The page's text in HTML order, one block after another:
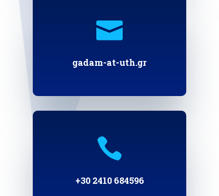

gadam-at-uth.gr

+30 2410 684596